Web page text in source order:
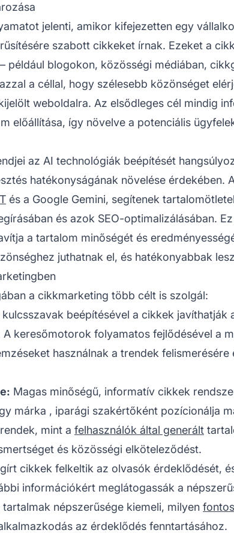
jelenti, amikor kifejezetten egy
szabott cikkeket írnak. Ezeket a
például blogokon, közösségi médiában,
a céllal, hogy szélesebb közönséget
weboldalra. Az elsődleges cél mindig
előállítása, így növelve a potenciális
az AI technológiák beépítését
hatékonyságának növelése érdekében.
és a Google Gemini, segítenek
és azok SEO-optimalizálásában.
a tartalom minőségét és
juthatnak el, és hatékonyabbak
a cikkmarketing több célt is szolgál:
kulcsszavak beépítésével a cikkek javíthatják
A keresőmotorok folyamatos fejlődésével a
használnak a trendek felismerésére
Magas minőségű, informatív cikkek
márka , iparági szakértőként pozícionálja
mint a felhasználók által generált
és közösségi elköteleződést.
cikkek felkeltik az olvasók érdeklődését,
információkért meglátogassák a
népszerűsége kiemeli, milyen
az érdeklődés fenntartásához.